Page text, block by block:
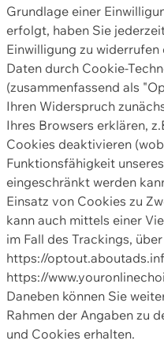
Grundlage einer
erfolgt, haben Sie
Einwilligung zu
Daten durch Cookie-
(zusammenfassend als
Ihren Widerspruch
Ihres Browsers erklären,
Cookies deaktivieren
Funktionsfähigkeit
eingeschränkt werden
Einsatz von Cookies zu
kann auch mittels einer
im Fall des Trackings,
https://
https://
Daneben können Sie
Rahmen der Angaben zu
und Cookies erhalten.